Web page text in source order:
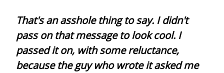
That's an asshole thing to say. I didn't
pass on that message to look cool. I
passed it on, with some reluctance,
because the guy who wrote it asked me